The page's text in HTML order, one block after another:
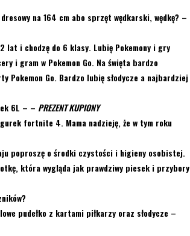
na 164 cm abo sprzęt wędkarski, wędkę? –
lat i chodzę do 6 klasy. Lubię Pokemony i gry
i gram w Pokemon Go. Na święta bardzo
Pokemon Go. Bardzo lubię słodycze a najbardziej
6L – – PREZENT KUPIONY
fortnite 4. Mama nadzieję, że w tym roku
poproszę o środki czystości i higieny osobistej.
która wygląda jak prawdziwy piesek i przybory
pudełko z kartami piłkarzy oraz słodycze –